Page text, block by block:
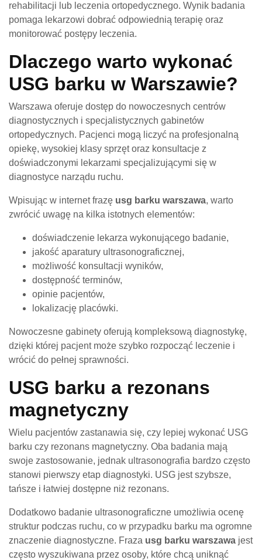
rehabilitacji lub leczenia ortopedycznego. Wynik badania
pomaga lekarzowi dobrać odpowiednią terapię oraz
monitorować postępy leczenia.
Dlaczego warto wykonać
USG barku w Warszawie?
Warszawa oferuje dostęp do nowoczesnych centrów
diagnostycznych i specjalistycznych gabinetów
ortopedycznych. Pacjenci mogą liczyć na profesjonalną
opiekę, wysokiej klasy sprzęt oraz konsultacje z
doświadczonymi lekarzami specjalizującymi się w
diagnostyce narządu ruchu.
Wpisując w internet frazę usg barku warszawa, warto
zwrócić uwagę na kilka istotnych elementów:
doświadczenie lekarza wykonującego badanie,
jakość aparatury ultrasonograficznej,
możliwość konsultacji wyników,
dostępność terminów,
opinie pacjentów,
lokalizację placówki.
Nowoczesne gabinety oferują kompleksową diagnostykę,
dzięki której pacjent może szybko rozpocząć leczenie i
wrócić do pełnej sprawności.
USG barku a rezonans
magnetyczny
Wielu pacjentów zastanawia się, czy lepiej wykonać USG
barku czy rezonans magnetyczny. Oba badania mają
swoje zastosowanie, jednak ultrasonografia bardzo często
stanowi pierwszy etap diagnostyki. USG jest szybsze,
tańsze i łatwiej dostępne niż rezonans.
Dodatkowo badanie ultrasonograficzne umożliwia ocenę
struktur podczas ruchu, co w przypadku barku ma ogromne
znaczenie diagnostyczne. Fraza usg barku warszawa jest
często wyszukiwana przez osoby, które chcą uniknąć